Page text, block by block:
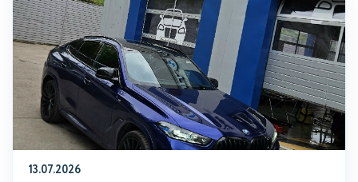
13.07.2026